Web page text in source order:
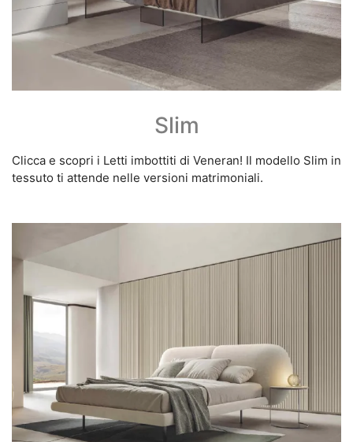
Slim
Clicca e scopri i Letti imbottiti di Veneran! Il modello Slim in
tessuto ti attende nelle versioni matrimoniali.